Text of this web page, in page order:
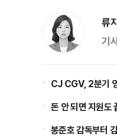
류
기
CJ CGV, 2분기
돈 안 되면 지원도
봉준호 감독부터